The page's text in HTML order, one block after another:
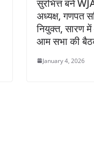
सुरभित्त बने
अध्यक्ष, गणपत
नियुक्त, सारण
आम सभा की
January 4, 2026